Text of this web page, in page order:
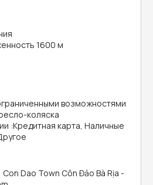
1600 м
возможностями
коляска
:Кредитная карта, Наличные
Dao Town Côn Đảo Bà Rịa -